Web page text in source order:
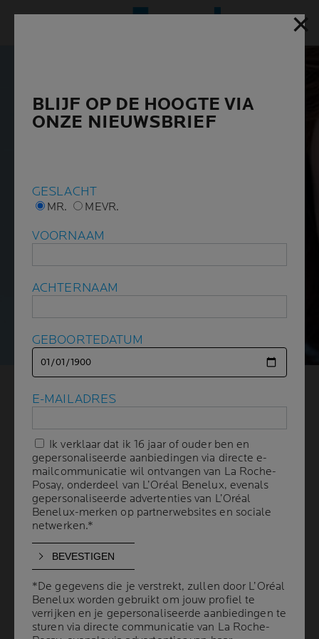
MADECASSOSIDE:
VAN NATURE GOED
VOOR DE HUID
2 min leestijd| 03 april 2024
Wist je dat madecassoside het genezingsproces van je
huid tot zeven dagen kan versnellen? Door enerzijds
ontstekingen te remmen en anderzijds de productie van
nieuwe huidcellen te boosten en de vernieuwing van
keratinocyten te reguleren is het een krachtig
ingrediënt om een geïrriteerde huid te kalmeren en de
huidbarrière sneller te helpen herstellen. Lees hier hoe
✕
BLIJF OP DE HOOGTE VIA
ONZE NIEUWSBRIEF
GESLACHT
MR. MEVR.
VOORNAAM
ACHTERNAAM
GEBOORTEDATUM
E-MAILADRES
Ik verklaar dat ik 16 jaar of ouder ben en
gepersonaliseerde aanbiedingen via directe e-
mailcommunicatie wil ontvangen van La Roche-
Posay, onderdeel van L’Oréal Benelux, evenals
gepersonaliseerde advertenties van L’Oréal
Benelux-merken op partnerwebsites en sociale
netwerken.*
*De gegevens die je verstrekt, zullen door L’Oréal
Benelux worden gebruikt om jouw profiel te
verrijken en je gepersonaliseerde aanbiedingen te
sturen via directe communicatie van La Roche-
✕
BLIJF OP DE HOOGTE VIA
ONZE NIEUWSBRIEF
GESLACHT
MR. MEVR.
VOORNAAM
ACHTERNAAM
GEBOORTEDATUM
E-MAILADRES
Ik verklaar dat ik 16 jaar of ouder ben en
gepersonaliseerde aanbiedingen via directe e-
mailcommunicatie wil ontvangen van La Roche-
Posay, onderdeel van L’Oréal Benelux, evenals
gepersonaliseerde advertenties van L’Oréal
Benelux-merken op partnerwebsites en sociale
netwerken.*
*De gegevens die je verstrekt, zullen door L’Oréal
Benelux worden gebruikt om jouw profiel te
verrijken en je gepersonaliseerde aanbiedingen te
sturen via directe communicatie van La Roche-